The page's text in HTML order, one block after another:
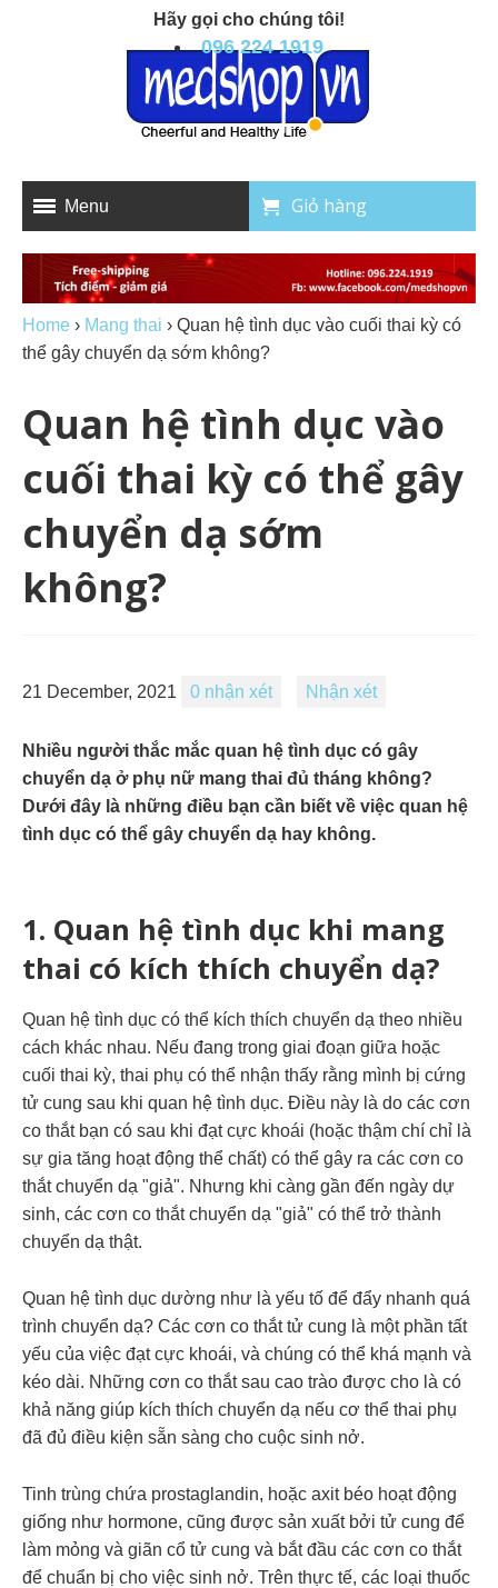
Menu Giỏ hàng
Hãy gọi cho chúng tôi!
096 224 1919
Home › Mang thai › Quan hệ tình dục vào cuối thai kỳ có
thể gây chuyển dạ sớm không?
Quan hệ tình dục vào
cuối thai kỳ có thể gây
chuyển dạ sớm
không?
21 December, 2021 0 nhận xét Nhận xét
Nhiều người thắc mắc quan hệ tình dục có gây
chuyển dạ ở phụ nữ mang thai đủ tháng không?
Dưới đây là những điều bạn cần biết về việc quan hệ
tình dục có thể gây chuyển dạ hay không.
1. Quan hệ tình dục khi mang
thai có kích thích chuyển dạ?
Quan hệ tình dục có thể kích thích chuyển dạ theo nhiều
cách khác nhau. Nếu đang trong giai đoạn giữa hoặc
cuối thai kỳ, thai phụ có thể nhận thấy rằng mình bị cứng
tử cung sau khi quan hệ tình dục. Điều này là do các cơn
co thắt bạn có sau khi đạt cực khoái (hoặc thậm chí chỉ là
sự gia tăng hoạt động thể chất) có thể gây ra các cơn co
thắt chuyển dạ "giả". Nhưng khi càng gần đến ngày dự
sinh, các cơn co thắt chuyển dạ "giả" có thể trở thành
chuyển dạ thật.
Quan hệ tình dục dường như là yếu tố để đẩy nhanh quá
trình chuyển dạ? Các cơn co thắt tử cung là một phần tất
yếu của việc đạt cực khoái, và chúng có thể khá mạnh và
kéo dài. Những cơn co thắt sau cao trào được cho là có
khả năng giúp kích thích chuyển dạ nếu cơ thể thai phụ
đã đủ điều kiện sẵn sàng cho cuộc sinh nở.
Tinh trùng chứa prostaglandin, hoặc axit béo hoạt động
giống như hormone, cũng được sản xuất bởi tử cung để
làm mỏng và giãn cổ tử cung và bắt đầu các cơn co thắt
để chuẩn bị cho việc sinh nở. Trên thực tế, các loại thuốc